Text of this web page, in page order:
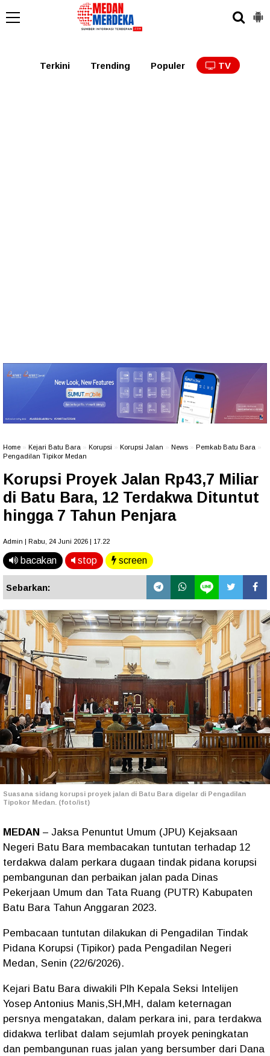
Tabagsel Tapanuli
Terkini Trending Populer TV
Home Kejari Batu Bara Korupsi Korupsi Jalan News Pemkab Batu Bara
Pengadilan Tipikor Medan
Korupsi Proyek Jalan Rp43,7 Miliar
di Batu Bara, 12 Terdakwa Dituntut
hingga 7 Tahun Penjara
Admin | Rabu, 24 Juni 2026 | 17.22
bacakan stop screen
Sebarkan:
Suasana sidang korupsi proyek jalan di Batu Bara digelar di Pengadilan
Tipokor Medan. (foto/ist)
MEDAN – Jaksa Penuntut Umum (JPU) Kejaksaan
Negeri Batu Bara membacakan tuntutan terhadap 12
terdakwa dalam perkara dugaan tindak pidana korupsi
pembangunan dan perbaikan jalan pada Dinas
Pekerjaan Umum dan Tata Ruang (PUTR) Kabupaten
Batu Bara Tahun Anggaran 2023.
Pembacaan tuntutan dilakukan di Pengadilan Tindak
Pidana Korupsi (Tipikor) pada Pengadilan Negeri
Medan, Senin (22/6/2026).
Kejari Batu Bara diwakili Plh Kepala Seksi Intelijen
Yosep Antonius Manis,SH,MH, dalam keternagan
persnya mengatakan, dalam perkara ini, para terdakwa
didakwa terlibat dalam sejumlah proyek peningkatan
dan pembangunan ruas jalan yang bersumber dari Dana